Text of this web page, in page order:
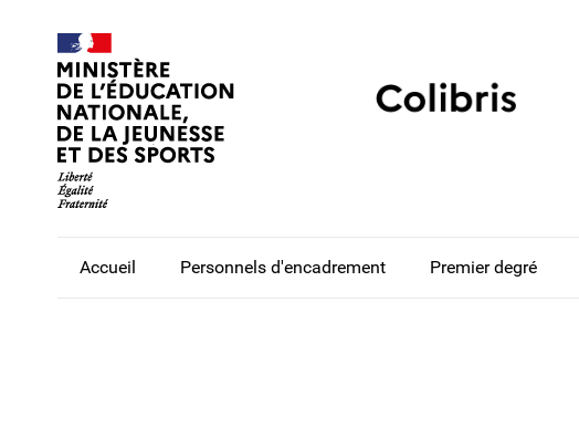
Accueil Personnels d'encadrement Premier degré